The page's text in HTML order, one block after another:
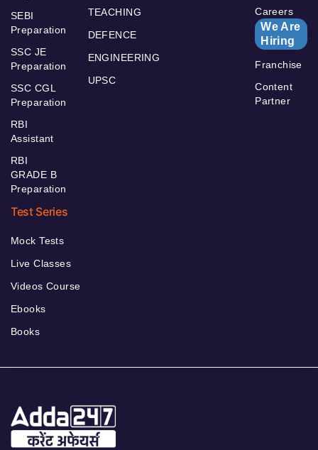
SEBI
Preparation
SSC JE
Preparation
SSC CGL
Preparation
RBI
Assistant
RBI
GRADE B
Preparation
TEACHING
DEFENCE
ENGINEERING
UPSC
Careers
We Are
Hiring
Franchise
Content
Partner
Test Series
Mock Tests
Live Classes
Videos Course
Ebooks
Books